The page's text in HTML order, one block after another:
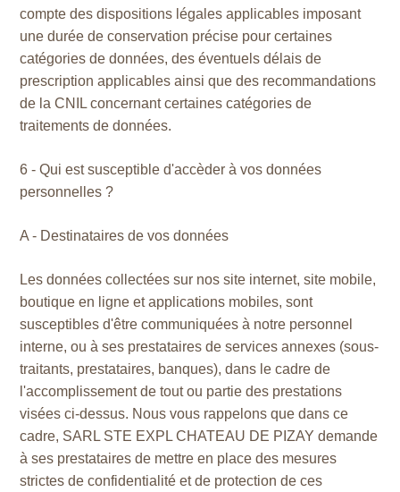
compte des dispositions légales applicables imposant
une durée de conservation précise pour certaines
catégories de données, des éventuels délais de
prescription applicables ainsi que des recommandations
de la CNIL concernant certaines catégories de
traitements de données.
6 - Qui est susceptible d'accèder à vos données
personnelles ?
A - Destinataires de vos données
Les données collectées sur nos site internet, site mobile,
boutique en ligne et applications mobiles, sont
susceptibles d'être communiquées à notre personnel
interne, ou à ses prestataires de services annexes (sous-
traitants, prestataires, banques), dans le cadre de
l'accomplissement de tout ou partie des prestations
visées ci-dessus. Nous vous rappelons que dans ce
cadre, SARL STE EXPL CHATEAU DE PIZAY demande
à ses prestataires de mettre en place des mesures
strictes de confidentialité et de protection de ces